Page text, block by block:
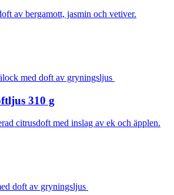
av bergamott, jasmin och vetiver.
310 g
citrusdoft med inslag av ek och äpplen.